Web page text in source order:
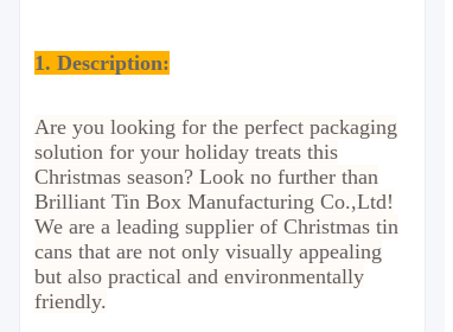
1. Description:
Are you looking for the perfect packaging
solution for your holiday treats this
Christmas season? Look no further than
Brilliant Tin Box Manufacturing Co.,Ltd!
We are a leading supplier of Christmas tin
cans that are not only visually appealing
but also practical and environmentally
friendly.